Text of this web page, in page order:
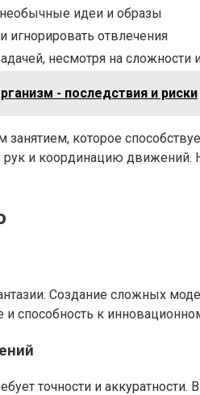
идеи и образы
игнорировать отвлечения
несмотря на сложности
- последствия и риски
которое
и координацию
Создание сложных
и способность к
точности и